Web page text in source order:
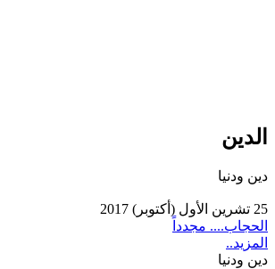
الدين
دين ودنيا
25 تشرين اﻷول (أكتوبر) 2017
الحجاب.... مجدداً
المزيد..
دين ودنيا